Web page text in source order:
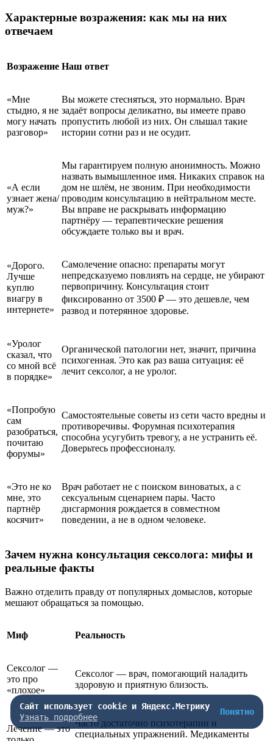
Характерные возражения: как мы на них
отвечаем
Возражение Наш ответ
«Мне
стыдно, я не
могу начать
разговор»
Вы можете стесняться, это нормально. Врач
задаёт вопросы деликатно, вы имеете право
пропустить любой из них. Он слышал такие
истории сотни раз и не осудит.
«А если
узнает жена/
муж?»
Мы гарантируем полную анонимность. Можно
назвать вымышленное имя. Никаких справок на
дом не шлём, не звоним. При необходимости
проводим консультацию в нейтральном месте.
Вы вправе не раскрывать информацию
партнёру — терапевтические решения
обсуждаете только вы и врач.
«Дорого.
Лучше
куплю
виагру в
интернете»
Самолечение опасно: препараты могут
непредсказуемо повлиять на сердце, не убирают
первопричину. Консультация стоит
фиксированно от 3500 ₽ — это дешевле, чем
развод и потерянное здоровье.
«Уролог
сказал, что
со мной всё
в порядке»
Органической патологии нет, значит, причина
психогенная. Это как раз ваша ситуация: её
лечит сексолог, а не уролог.
«Попробую
сам
разобраться,
почитаю
форумы»
Самостоятельные советы из сети часто вредны и
противоречивы. Форумная психотерапия
способна усугубить тревогу, а не устранить её.
Доверьтесь профессионалу.
«Это не ко
мне, это
партнёр
косячит»
Врач работает не с поиском виноватых, а с
сексуальным сценарием пары. Часто
дисгармония рождается в совместном
поведении, а не в одном человеке.
Зачем нужна консультация сексолога: мифы и
реальные факты
Важно отделить правду от популярных домыслов, которые
мешают обращаться за помощью.
Миф Реальность
Сексолог —
это про
«плохое»
Сексолог — врач, помогающий наладить
здоровую и приятную близость.
Лечение — это
Часто достаточно психотерапии и
специальных упражнений. Медикаменты
Сайт использует cookie и Яндекс.Метрику
Узнать подробнее
Понятно